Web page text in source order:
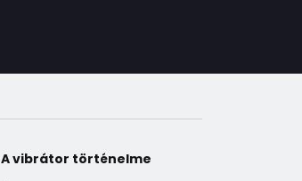
A vibrátor történelme